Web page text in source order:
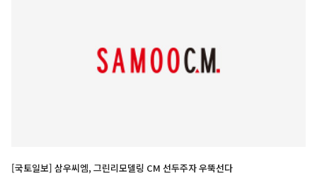
[국토일보] 삼우씨엠, 그린리모델링 CM 선두주자 우뚝선다